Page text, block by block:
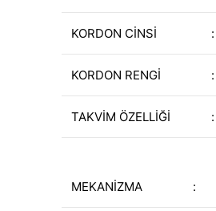
KORDON CİNSİ :
KORDON RENGİ :
TAKVİM ÖZELLİĞİ :
MEKANİZMA :